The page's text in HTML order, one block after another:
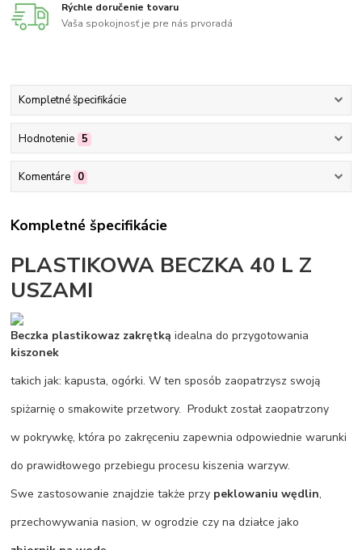
Rýchle doručenie tovaru
Vaša spokojnosť je pre nás prvoradá
Kompletné špecifikácie
Hodnotenie 5
Komentáre 0
Kompletné špecifikácie
PLASTIKOWA BECZKA 40 L Z
USZAMI
Beczka plastikowaz zakrętką idealna do przygotowania
kiszonek
takich jak: kapusta, ogórki. W ten sposób zaopatrzysz swoją
spiżarnię o smakowite przetwory. Produkt został zaopatrzony
w pokrywkę, która po zakręceniu zapewnia odpowiednie warunki
do prawidłowego przebiegu procesu kiszenia warzyw.
Swe zastosowanie znajdzie także przy peklowaniu wędlin,
przechowywania nasion, w ogrodzie czy na działce jako